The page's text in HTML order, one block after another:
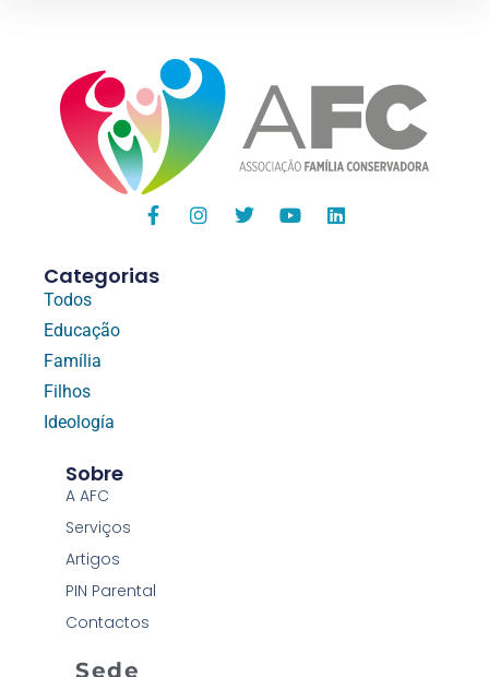
Categorias
Todos
Educação
Família
Filhos
Ideología
Sobre
A AFC
Serviços
Artigos
PIN Parental
Contactos
Sede